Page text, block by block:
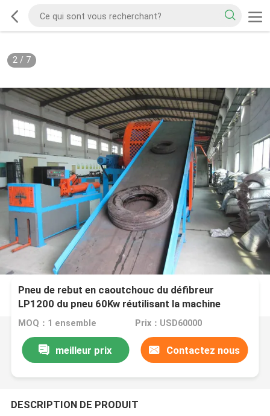
2/ 7
Pneu de rebut en caoutchouc du défibreur
LP1200 du pneu 60Kw réutilisant la machine
MOQ：1 ensemble Prix：USD60000
meilleur prix Contactez nous
DESCRIPTION DE PRODUIT